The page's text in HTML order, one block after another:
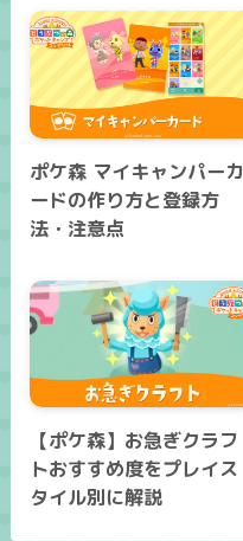
ポケ森 マイキャンパーカ
ードの作り方と登録方
法・注意点
【ポケ森】お急ぎクラフ
トおすすめ度をプレイス
タイル別に解説